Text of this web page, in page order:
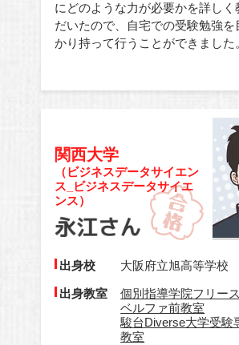
にどのような力が必要かを詳しく
だいたので、自宅での受験勉強を
かり持って行うことができました
関西大学
（ビジネスデータサイエン
ス_ビジネスデータサイエ
ンス）
出身校 大阪府立旭高等学校
出身教室
個別指導学院フリー
ベルファ前教室
駿台Diverse大学受験
教室